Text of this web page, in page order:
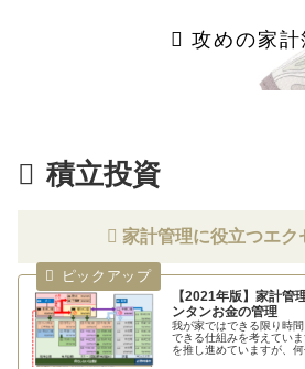
攻めの家計
積立投資
家計管理に役立つエク
【2021年版】家計管
ンタンお金の管理
我が家ではできる限り時
できる仕組みを考えてい
を推し進めていますが、